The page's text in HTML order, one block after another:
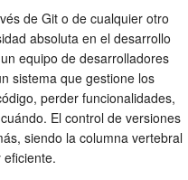
de Git o de cualquier otro
absoluta en el desarrollo
equipo de desarrolladores
sistema que gestione los
perder funcionalidades,
El control de versiones
siendo la columna vertebral